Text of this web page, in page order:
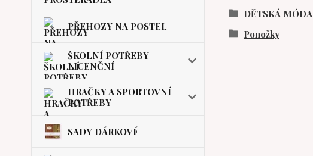
PŘEHOZY NA POSTEL
ŠKOLNÍ POTŘEBY
LICENČNÍ
HRAČKY A SPORTOVNÍ
POTŘEBY
SADY DÁRKOVÉ
DĚTSKÁ MÓDA
Ponožky